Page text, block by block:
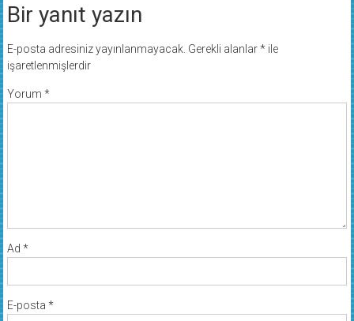
Bir yanıt yazın
E-posta adresiniz yayınlanmayacak. Gerekli alanlar*ile
işaretlenmişlerdir
Yorum *
Ad *
E-posta *